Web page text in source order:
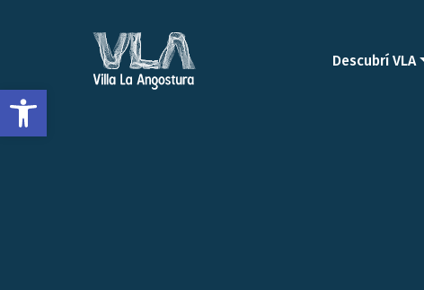
Open toolbar
Descubrí VLA